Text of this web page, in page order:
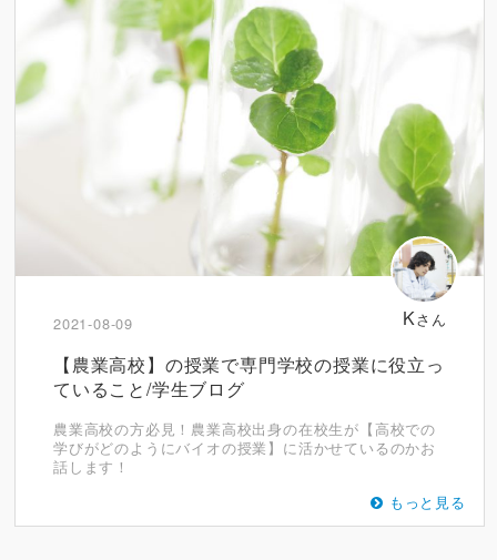
Kさん
2021-08-09
【農業高校】の授業で専門学校の授業に役立っ
ていること/学生ブログ
農業高校の方必見！農業高校出身の在校生が【高校での
学びがどのようにバイオの授業】に活かせているのかお
話します！
もっと見る